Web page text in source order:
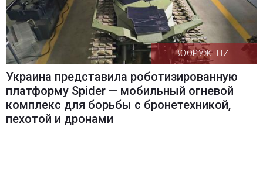
ВООРУЖЕНИЕ
Украина представила роботизированную
платформу Spider — мобильный огневой
комплекс для борьбы с бронетехникой,
пехотой и дронами